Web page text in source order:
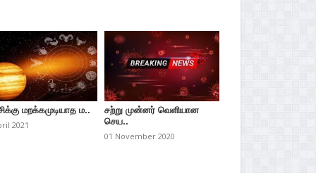
மறக்கமுடியாத ம..
2021
சற்று முன்னர் வெளியான
செய..
01 November 2020